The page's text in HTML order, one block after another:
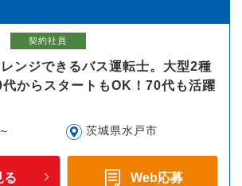
契約社員
ンジできるバス運転士。大型2種
からスタートもOK！70代も活躍
茨城県水戸市
る Web応募